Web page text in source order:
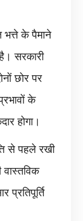
के पैमाने
सरकारी
छोर पर
के
होगा।
से पहले रखी
वास्तविक